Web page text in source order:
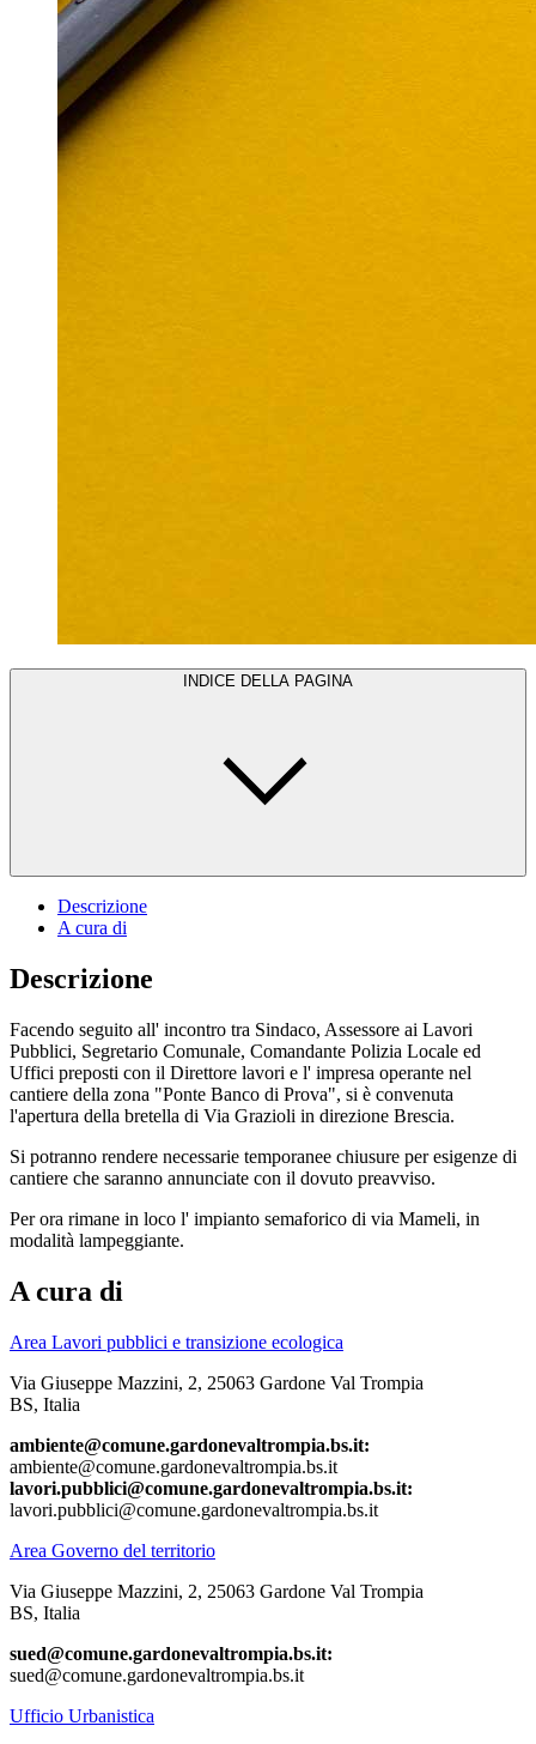
INDICE DELLA PAGINA
Descrizione
A cura di
Descrizione
Facendo seguito all' incontro tra Sindaco, Assessore ai Lavori
Pubblici, Segretario Comunale, Comandante Polizia Locale ed
Uffici preposti con il Direttore lavori e l' impresa operante nel
cantiere della zona "Ponte Banco di Prova", si è convenuta
l'apertura della bretella di Via Grazioli in direzione Brescia.
Si potranno rendere necessarie temporanee chiusure per esigenze di
cantiere che saranno annunciate con il dovuto preavviso.
Per ora rimane in loco l' impianto semaforico di via Mameli, in
modalità lampeggiante.
A cura di
Area Lavori pubblici e transizione ecologica
Via Giuseppe Mazzini, 2, 25063 Gardone Val Trompia
BS, Italia
ambiente@comune.gardonevaltrompia.bs.it:
ambiente@comune.gardonevaltrompia.bs.it
lavori.pubblici@comune.gardonevaltrompia.bs.it:
lavori.pubblici@comune.gardonevaltrompia.bs.it
Area Governo del territorio
Via Giuseppe Mazzini, 2, 25063 Gardone Val Trompia
BS, Italia
sued@comune.gardonevaltrompia.bs.it:
sued@comune.gardonevaltrompia.bs.it
Ufficio Urbanistica